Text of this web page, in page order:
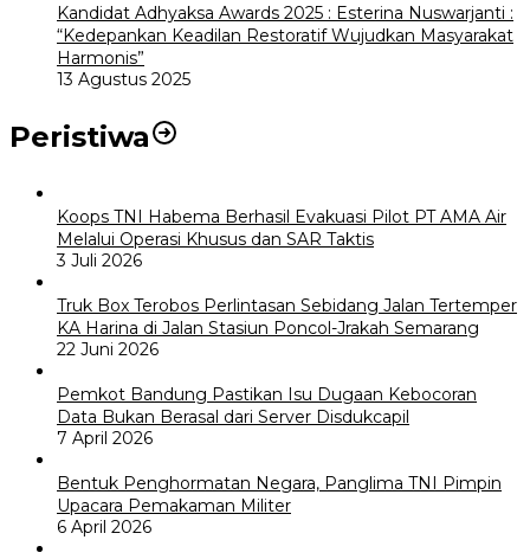
Kandidat Adhyaksa Awards 2025 : Esterina Nuswarjanti :
“Kedepankan Keadilan Restoratif Wujudkan Masyarakat
Harmonis”
13 Agustus 2025
Peristiwa
Koops TNI Habema Berhasil Evakuasi Pilot PT AMA Air
Melalui Operasi Khusus dan SAR Taktis
3 Juli 2026
Truk Box Terobos Perlintasan Sebidang Jalan Tertemper
KA Harina di Jalan Stasiun Poncol-Jrakah Semarang
22 Juni 2026
Pemkot Bandung Pastikan Isu Dugaan Kebocoran
Data Bukan Berasal dari Server Disdukcapil
7 April 2026
Bentuk Penghormatan Negara, Panglima TNI Pimpin
Upacara Pemakaman Militer
6 April 2026